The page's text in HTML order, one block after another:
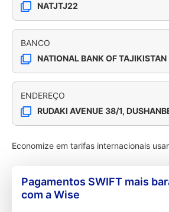
NATJTJ22
BANCO
NATIONAL BANK OF TAJIKISTAN
ENDEREÇO
RUDAKI AVENUE 38/1,
Economize em tarifas internacionais
Pagamentos SWIFT mais
com a Wise